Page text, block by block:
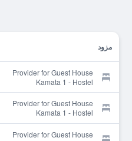
مزود
Provider for Guest House
Kamata 1 - Hostel
Provider for Guest House
Kamata 1 - Hostel
Provider for Guest House